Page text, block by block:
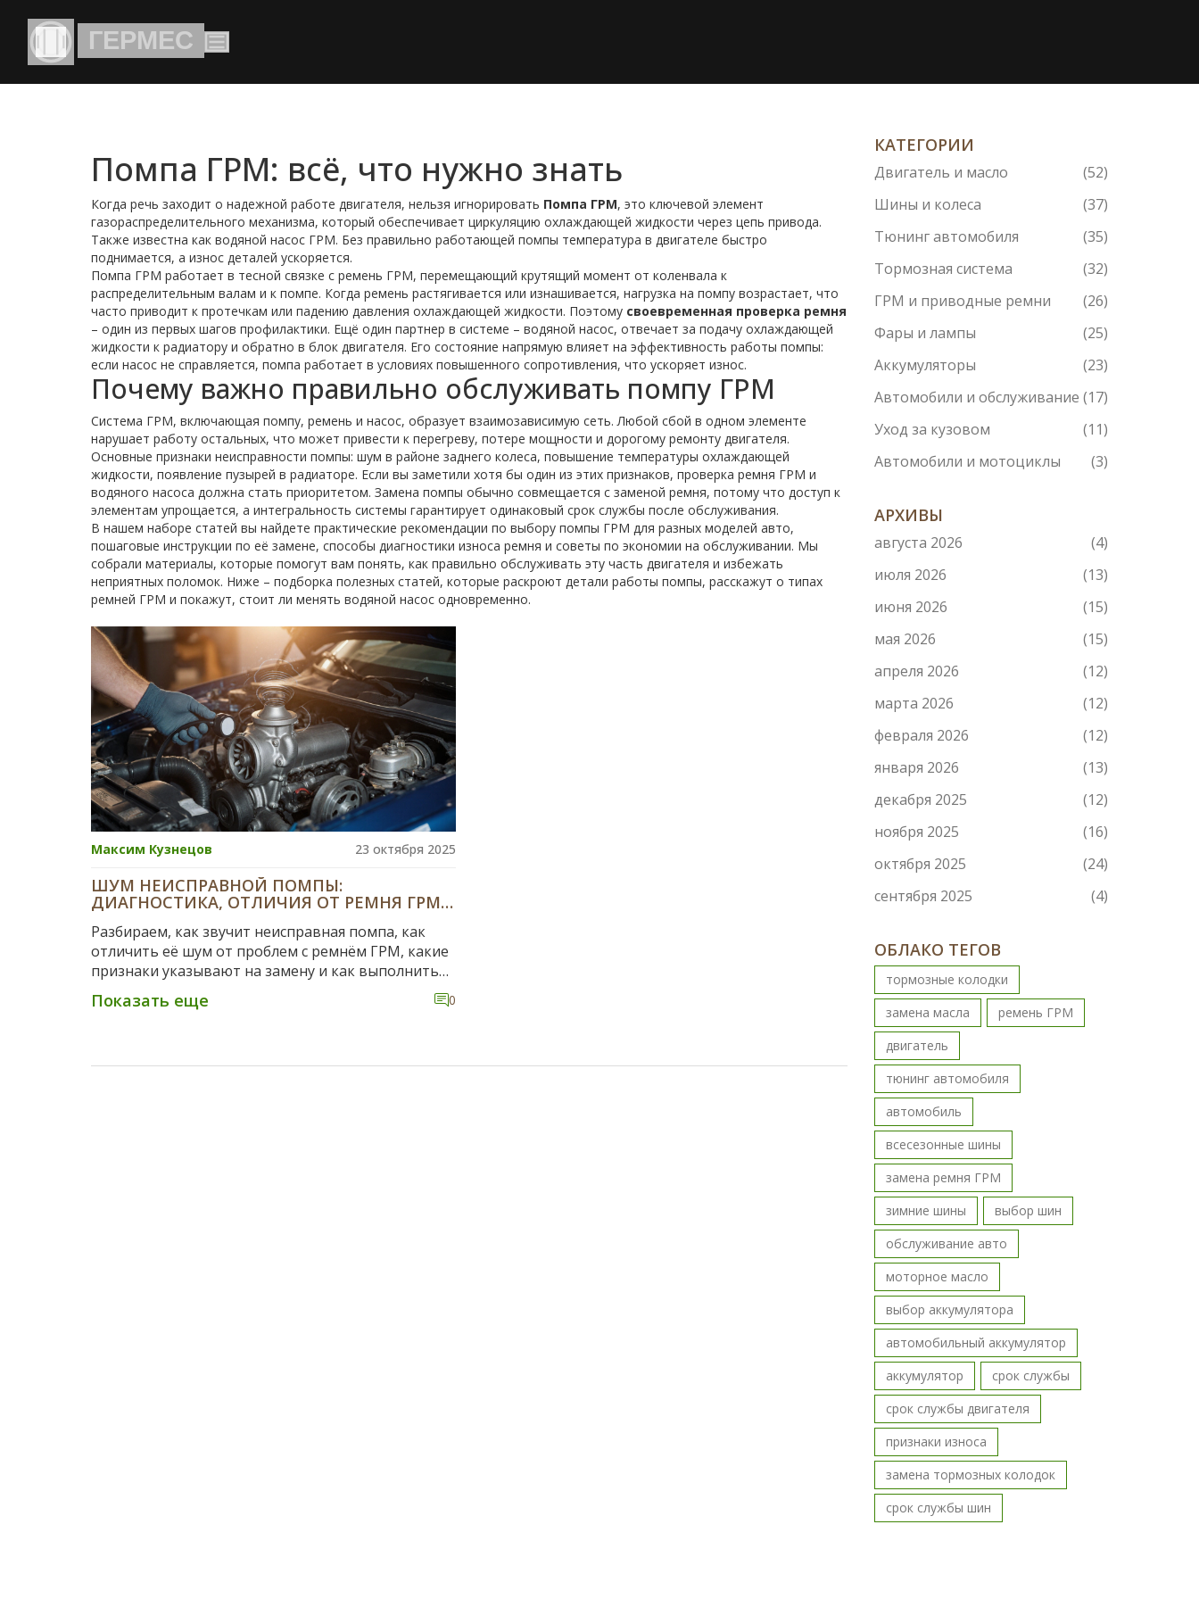
Помпа ГРМ: всё, что нужно знать
Когда речь заходит о надежной работе двигателя, нельзя игнорировать Помпа ГРМ, это ключевой элемент
газораспределительного механизма, который обеспечивает циркуляцию охлаждающей жидкости через цепь привода.
Также известна как водяной насос ГРМ. Без правильно работающей помпы температура в двигателе быстро
поднимается, а износ деталей ускоряется.
Помпа ГРМ работает в тесной связке с ремень ГРМ, перемещающий крутящий момент от коленвала к
распределительным валам и к помпе. Когда ремень растягивается или изнашивается, нагрузка на помпу возрастает, что
часто приводит к протечкам или падению давления охлаждающей жидкости. Поэтому своевременная проверка ремня
– один из первых шагов профилактики. Ещё один партнер в системе – водяной насос, отвечает за подачу охлаждающей
жидкости к радиатору и обратно в блок двигателя. Его состояние напрямую влияет на эффективность работы помпы:
если насос не справляется, помпа работает в условиях повышенного сопротивления, что ускоряет износ.
Почему важно правильно обслуживать помпу ГРМ
Система ГРМ, включающая помпу, ремень и насос, образует взаимозависимую сеть. Любой сбой в одном элементе
нарушает работу остальных, что может привести к перегреву, потере мощности и дорогому ремонту двигателя.
Основные признаки неисправности помпы: шум в районе заднего колеса, повышение температуры охлаждающей
жидкости, появление пузырей в радиаторе. Если вы заметили хотя бы один из этих признаков, проверка ремня ГРМ и
водяного насоса должна стать приоритетом. Замена помпы обычно совмещается с заменой ремня, потому что доступ к
элементам упрощается, а интегральность системы гарантирует одинаковый срок службы после обслуживания.
В нашем наборе статей вы найдете практические рекомендации по выбору помпы ГРМ для разных моделей авто,
пошаговые инструкции по её замене, способы диагностики износа ремня и советы по экономии на обслуживании. Мы
собрали материалы, которые помогут вам понять, как правильно обслуживать эту часть двигателя и избежать
неприятных поломок. Ниже – подборка полезных статей, которые раскроют детали работы помпы, расскажут о типах
ремней ГРМ и покажут, стоит ли менять водяной насос одновременно.
Максим Кузнецов 23 октября 2025
ШУМ НЕИСПРАВНОЙ ПОМПЫ:
ДИАГНОСТИКА, ОТЛИЧИЯ ОТ РЕМНЯ ГРМ
Разбираем, как звучит неисправная помпа, как
отличить её шум от проблем с ремнём ГРМ, какие
признаки указывают на замену и как выполнить
её самостоятельно.
Показать еще 0
КАТЕГОРИИ
Двигатель и масло
(52)
Шины и колеса
(37)
Тюнинг автомобиля
(35)
Тормозная система
(32)
ГРМ и приводные ремни
(26)
Фары и лампы
(25)
Аккумуляторы
(23)
Автомобили и обслуживание (17)
Уход за кузовом
(11)
Автомобили и мотоциклы
(3)
АРХИВЫ
августа 2026
(4)
июля 2026
(13)
июня 2026
(15)
мая 2026
(15)
апреля 2026
(12)
марта 2026
(12)
февраля 2026
(12)
января 2026
(13)
декабря 2025
(12)
ноября 2025
(16)
октября 2025
(24)
сентября 2025
(4)
ОБЛАКО ТЕГОВ
тормозные колодки
замена масла
ремень ГРМ
двигатель
тюнинг автомобиля
автомобиль
всесезонные шины
замена ремня ГРМ
зимние шины
выбор шин
обслуживание авто
моторное масло
выбор аккумулятора
автомобильный аккумулятор
аккумулятор
срок службы
срок службы двигателя
признаки износа
замена тормозных колодок
срок службы шин